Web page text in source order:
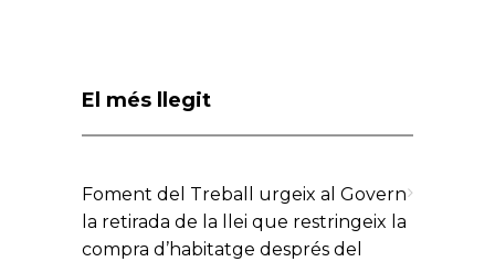
El més llegit
Foment del Treball urgeix al Govern
la retirada de la llei que restringeix la
compra d’habitatge després del